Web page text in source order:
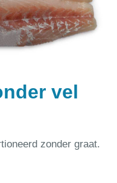
vel
zonder graat.